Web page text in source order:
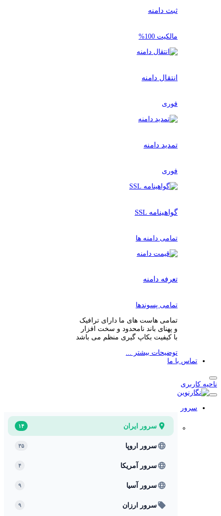
ثبت دامنه
مالکیت 100%
انتقال دامنه
فوری
تمدید دامنه
فوری
گواهینامه SSL
تمامی دامنه ها
تعرفه دامنه
تمامی پسوندها
تمامی هاست های ما دارای ترافیک
و پهنای باند نامحدود و سخت افزار
با کیفیت بکاپ گیری منظم می باشد
توضیحات بیشتر ...
تماس با ما
ناحیه کاربری
سرور
سرور ایران ۱۴
سرور اروپا ۳۵
سرور آمریکا ۴
سرور آسیا ۹
سرور ارزان ۹